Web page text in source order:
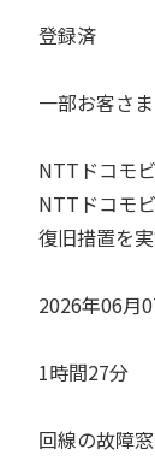
録済
まにおいて
モビジネ
モビジネス
、サービ
06月07日
間27分
故障窓口へ